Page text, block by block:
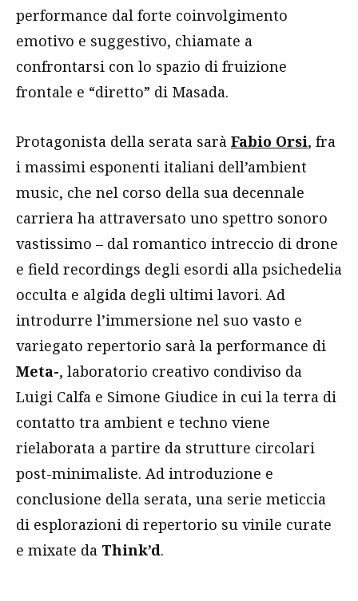
performance dal forte coinvolgimento
emotivo e suggestivo, chiamate a
confrontarsi con lo spazio di fruizione
frontale e “diretto” di Masada.
Protagonista della serata sarà Fabio Orsi, fra
i massimi esponenti italiani dell’ambient
music, che nel corso della sua decennale
carriera ha attraversato uno spettro sonoro
vastissimo – dal romantico intreccio di drone
e field recordings degli esordi alla psichedelia
occulta e algida degli ultimi lavori. Ad
introdurre l’immersione nel suo vasto e
variegato repertorio sarà la performance di
Meta-, laboratorio creativo condiviso da
Luigi Calfa e Simone Giudice in cui la terra di
contatto tra ambient e techno viene
rielaborata a partire da strutture circolari
post-minimaliste. Ad introduzione e
conclusione della serata, una serie meticcia
di esplorazioni di repertorio su vinile curate
e mixate da Think’d.